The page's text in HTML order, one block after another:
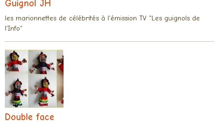
Guignol JH
les marionnettes de célébrités à l'émission TV "Les guignols de
l'Info"
Double face